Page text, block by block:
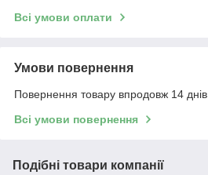
Всі умови оплати
Умови повернення
Повернення товару впродовж 14
Всі умови повернення
Подібні товари компанії